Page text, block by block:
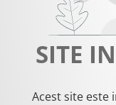
SITE
Acest site este